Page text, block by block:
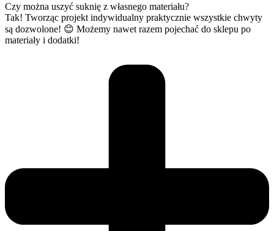
Czy można uszyć suknię z własnego materiału?
Tak! Tworząc projekt indywidualny praktycznie wszystkie chwyty
są dozwolone! 😊 Możemy nawet razem pojechać do sklepu po
materiały i dodatki!